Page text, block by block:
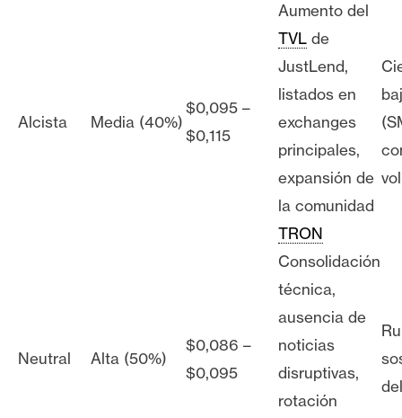
Alcista Media (40%)
$0,095 –
$0,115
Aumento del
TVL de
JustLend,
listados en
exchanges
principales,
expansión de
la comunidad
TRON
Neutral Alta (50%)
$0,086 –
$0,095
Consolidación
técnica,
ausencia de
noticias
disruptivas,
rotación